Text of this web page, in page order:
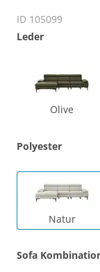
ID 105099
Leder
Olive
Polyester
Natur
Sofa